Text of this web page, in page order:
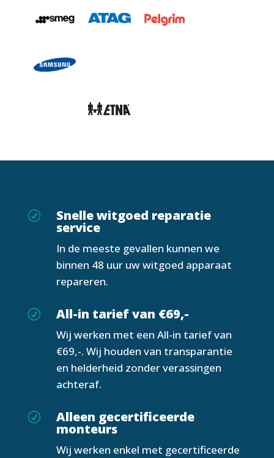
R Snelle witgoed reparatie
service
In de meeste gevallen kunnen we
binnen 48 uur uw witgoed apparaat
repareren.
R All-in tarief van €69,-
Wij werken met een All-in tarief van
€69,-. Wij houden van transparantie
en helderheid zonder verassingen
achteraf.
R Alleen gecertificeerde
monteurs
Wij werken enkel met gecertificeerde